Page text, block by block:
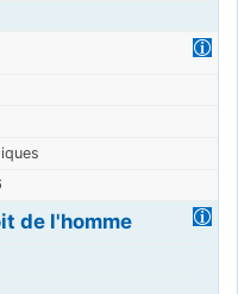
de l'homme